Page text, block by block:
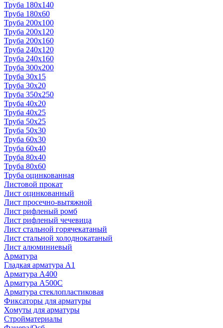
Труба 180x140
Труба 180x60
Труба 200x100
Труба 200x120
Труба 200x160
Труба 240x120
Труба 240x160
Труба 300x200
Труба 30x15
Труба 30x20
Труба 350x250
Труба 40x20
Труба 40x25
Труба 50x25
Труба 50x30
Труба 60x30
Труба 60x40
Труба 80x40
Труба 80x60
Труба оцинкованная
Листовой прокат
Лист оцинкованный
Лист просечно-вытяжной
Лист рифленый ромб
Лист рифленый чечевица
Лист стальной горячекатаный
Лист стальной холоднокатаный
Лист алюминиевый
Арматура
Гладкая арматура А1
Арматура А400
Арматура A500C
Арматура стеклопластиковая
Фиксаторы для арматуры
Хомуты для арматуры
Стройматериалы